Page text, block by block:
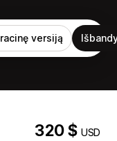
versiją
320 $USD